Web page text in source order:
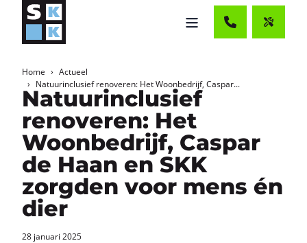
Home
Actueel
Natuurinclusief renoveren: Het Woonbedrijf, Caspar...
Natuurinclusief
renoveren: Het
Woonbedrijf, Caspar
de Haan en SKK
zorgden voor mens én
dier
28 januari 2025